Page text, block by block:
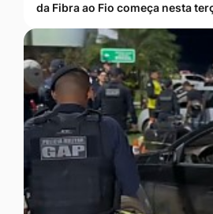
da Fibra ao Fio começa nesta